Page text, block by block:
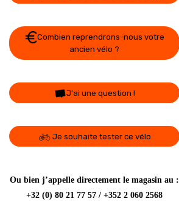
Combien reprendrons-nous votre
ancien vélo ?
J'ai une question !
Je souhaite tester ce vélo
Ou bien j’appelle directement le magasin au :
+32 (0) 80 21 77 57 / +352 2 060 2568